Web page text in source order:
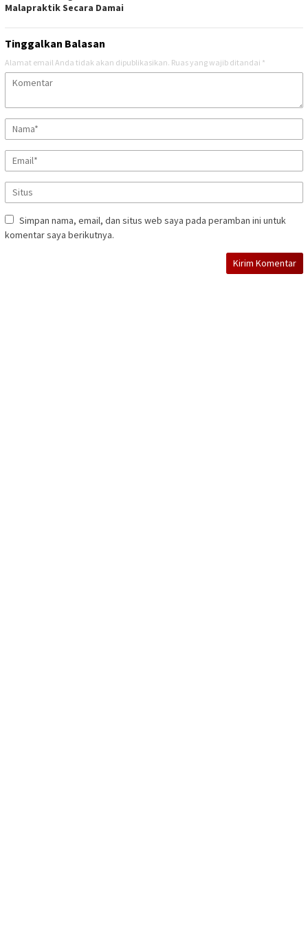
Malapraktik Secara Damai
Tinggalkan Balasan
Alamat email Anda tidak akan dipublikasikan. Ruas yang wajib ditandai *
Simpan nama, email, dan situs web saya pada peramban ini untuk
komentar saya berikutnya.